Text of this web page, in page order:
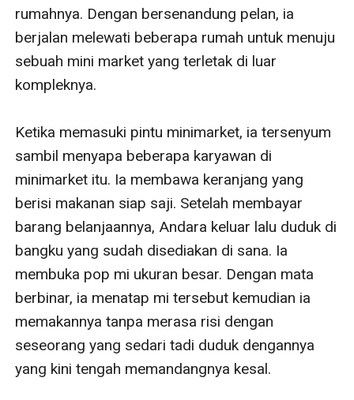
rumahnya. Dengan bersenandung pelan, ia
berjalan melewati beberapa rumah untuk menuju
sebuah mini market yang terletak di luar
kompleknya.
Ketika memasuki pintu minimarket, ia tersenyum
sambil menyapa beberapa karyawan di
minimarket itu. Ia membawa keranjang yang
berisi makanan siap saji. Setelah membayar
barang belanjaannya, Andara keluar lalu duduk di
bangku yang sudah disediakan di sana. Ia
membuka pop mi ukuran besar. Dengan mata
berbinar, ia menatap mi tersebut kemudian ia
memakannya tanpa merasa risi dengan
seseorang yang sedari tadi duduk dengannya
yang kini tengah memandangnya kesal.